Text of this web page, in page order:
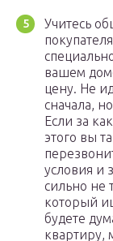
Учитесь
вашем
цену. Не
сначала,
Если за
этого вы
условия и
сильно не
который
будете
квартиру,